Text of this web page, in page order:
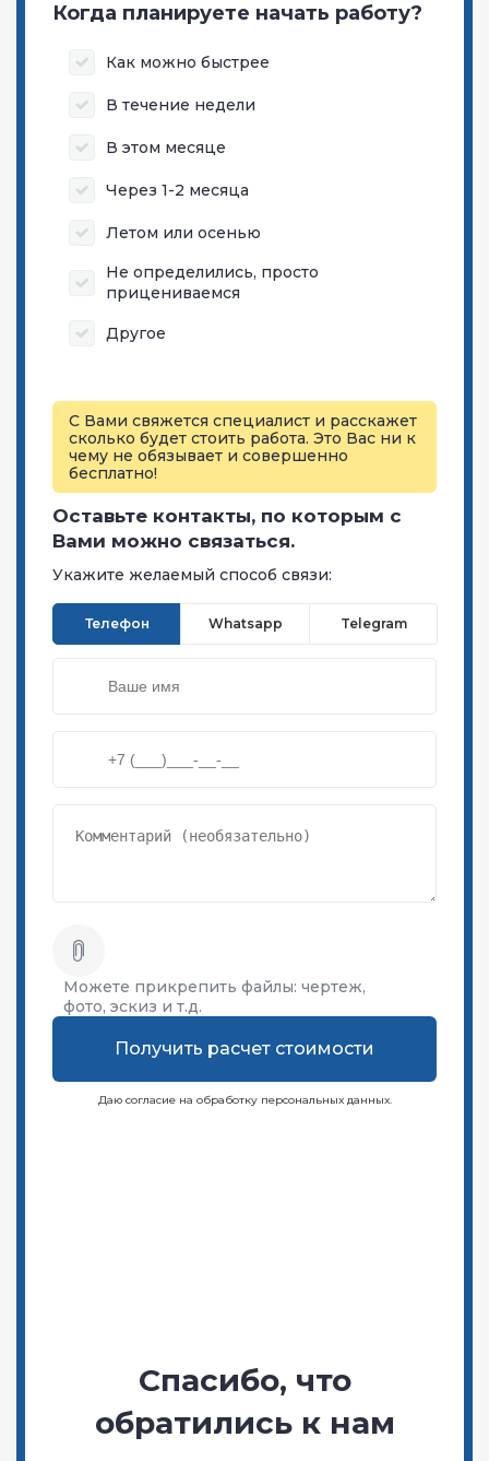
Когда планируете начать работу?
Как можно быстрее
В течение недели
В этом месяце
Через 1-2 месяца
Летом или осенью
Не определились, просто
прицениваемся
Другое
С Вами свяжется специалист и расскажет
сколько будет стоить работа. Это Вас ни к
чему не обязывает и совершенно
бесплатно!
Оставьте контакты, по которым с
Вами можно связаться.
Укажите желаемый способ связи:
Телефон Whatsapp Telegram
Можете прикрепить файлы: чертеж,
фото, эскиз и т.д.
Получить расчет стоимости
Даю согласие на обработку персональных данных.
Спасибо, что
обратились к нам